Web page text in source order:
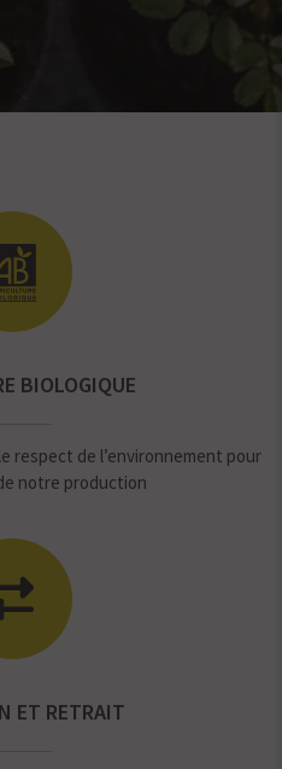
BIOLOGIQUE
respect de l’environnement pour
notre production
ET RETRAIT